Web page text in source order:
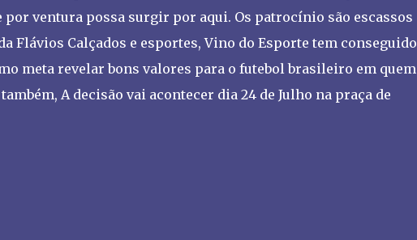
ventura possa surgir por aqui. Os patrocínio são escassos
Flávios Calçados e esportes, Vino do Esporte tem conseguido
meta revelar bons valores para o futebol brasileiro em quem
A decisão vai acontecer dia 24 de Julho na praça de